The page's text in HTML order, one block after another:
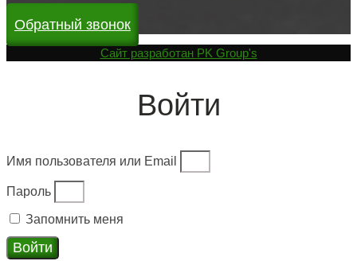
Обратный звонок
Cайт разработан PK Group's
Войти
Имя пользователя или Email
Пароль
Запомнить меня
Войти